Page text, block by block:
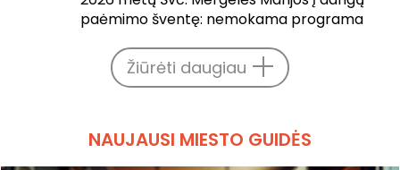
paėmimo šventę: nemokama programa
Žiūrėti daugiau
NAUJAUSI MIESTO GUIDĖS